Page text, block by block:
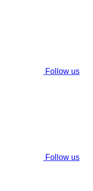
Follow us
Follow us